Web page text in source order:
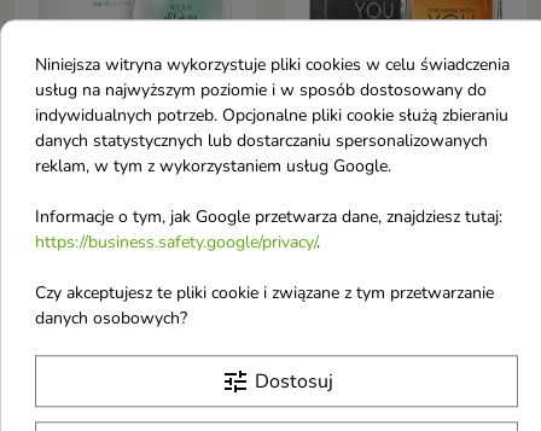
Armani Acqua di Gioia
dla kobiet 100 ml
Armani Woda
mężczyzn Stronger
With You 100 ml
Obecnie brak na stanie favorite_border Obecnie brak na stanie
Niniejsza witryna wykorzystuje pliki cookies w celu świadczenia
usług na najwyższym poziomie i w sposób dostosowany do
indywidualnych potrzeb. Opcjonalne pliki cookie służą zbieraniu
danych statystycznych lub dostarczaniu spersonalizowanych
reklam, w tym z wykorzystaniem usług Google.
Informacje o tym, jak Google przetwarza dane, znajdziesz tutaj:
https://business.safety.google/privacy/.
Czy akceptujesz te pliki cookie i związane z tym przetwarzanie
danych osobowych?
tune Dostosuj